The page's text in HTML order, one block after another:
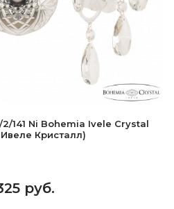
141 Ni Bohemia Ivele Crystal
Кристалл)
руб.